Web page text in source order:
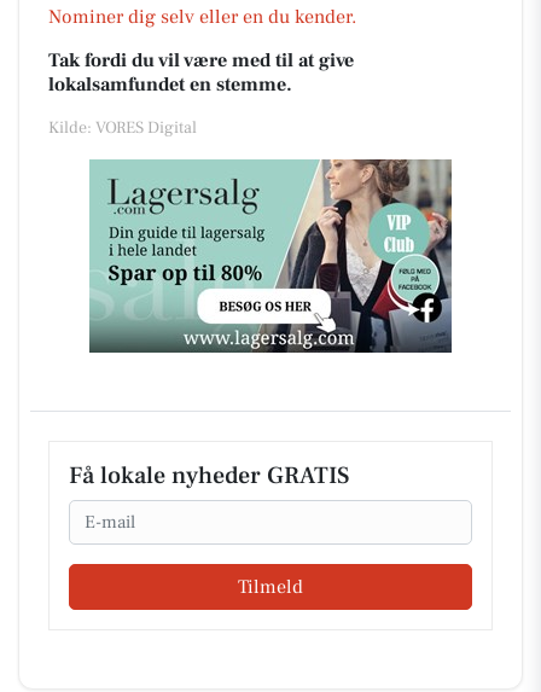
Nominer dig selv eller en du kender.
Tak fordi du vil være med til at give
lokalsamfundet en stemme.
Kilde: VORES Digital
Få lokale nyheder GRATIS
Email
Tilmeld